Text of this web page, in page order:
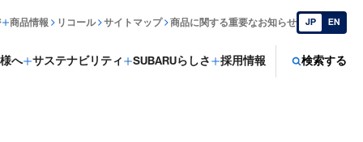
へ サステナビリティ SUBARUらしさ 採用情報 検索する
商品情報 リコール サイトマップ 商品に関する重要なお知らせ JP EN